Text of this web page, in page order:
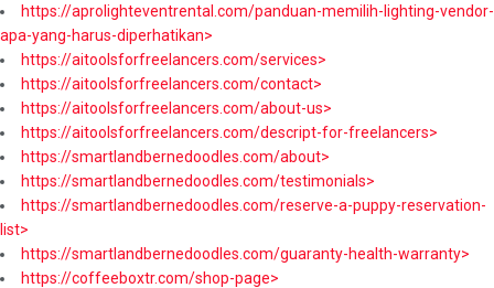
https://aprolighteventrental.com/panduan-memilih-lighting-vendor-
apa-yang-harus-diperhatikan>
https://aitoolsforfreelancers.com/services>
https://aitoolsforfreelancers.com/contact>
https://aitoolsforfreelancers.com/about-us>
https://aitoolsforfreelancers.com/descript-for-freelancers>
https://smartlandbernedoodles.com/about>
https://smartlandbernedoodles.com/testimonials>
https://smartlandbernedoodles.com/reserve-a-puppy-reservation-
list>
https://smartlandbernedoodles.com/guaranty-health-warranty>
https://coffeeboxtr.com/shop-page>